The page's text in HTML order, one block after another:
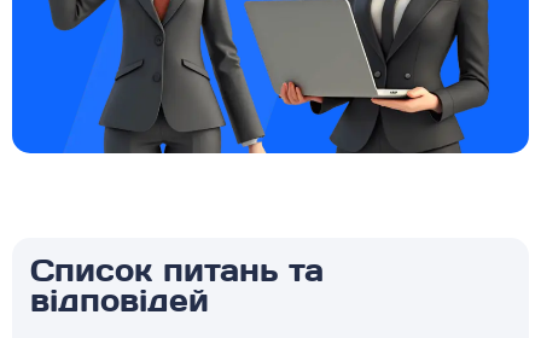
Список питань та
відповідей